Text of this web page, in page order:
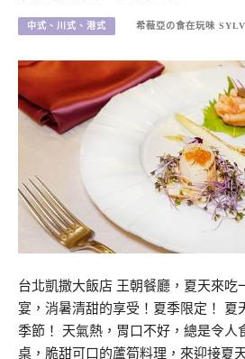
中式、川式、港式 希薇亞の食在玩味
台北凱撒大飯店 王朝餐廳，夏天來吃
宴，消暑清甜的享受！夏季限定！ 夏
季節！ 天氣熱，胃口不好，總是令人
桌，脆甜可口的蘆筍料理，來迎接夏